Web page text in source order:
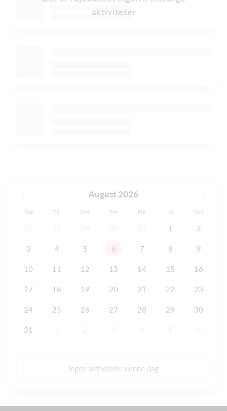
aktiviteter
August 2026
Man Tir Ons Tor Fre Lør Søn
1 2
3 4 5 6 7 8 9
10 11 12 13 14 15 16
17 18 19 20 21 22 23
24 25 26 27 28 29 30
31
Ingen aktiviteter denne dag